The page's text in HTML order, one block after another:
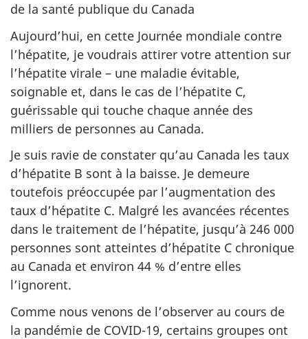
de la santé publique du Canada
Aujourd’hui, en cette Journée mondiale contre
l’hépatite, je voudrais attirer votre attention sur
l’hépatite virale – une maladie évitable,
soignable et, dans le cas de l’hépatite C,
guérissable qui touche chaque année des
milliers de personnes au Canada.
Je suis ravie de constater qu’au Canada les taux
d’hépatite B sont à la baisse. Je demeure
toutefois préoccupée par l’augmentation des
taux d’hépatite C. Malgré les avancées récentes
dans le traitement de l’hépatite, jusqu’à 246 000
personnes sont atteintes d’hépatite C chronique
au Canada et environ 44 % d’entre elles
l’ignorent.
Comme nous venons de l’observer au cours de
la pandémie de COVID-19, certains groupes ont